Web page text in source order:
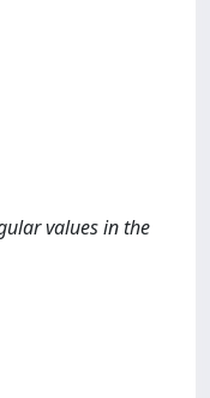
values in the